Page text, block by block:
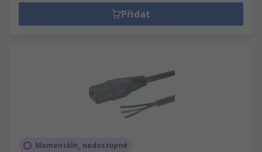
Přidat
Momentáln_ nedostupné